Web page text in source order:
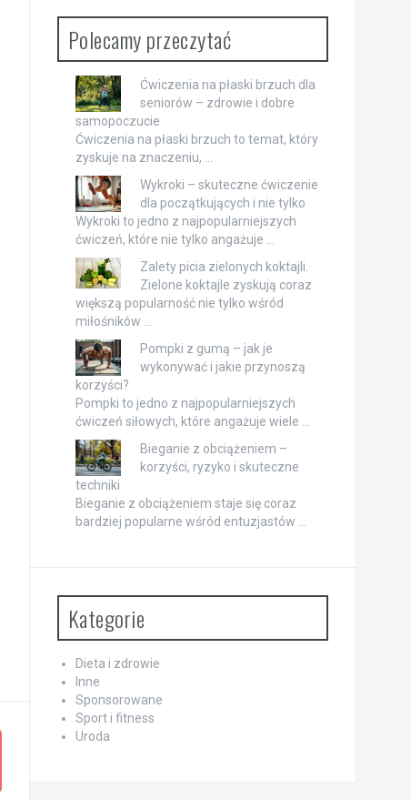
Polecamy przeczytać
Ćwiczenia na płaski brzuch dla
seniorów – zdrowie i dobre
samopoczucie
Ćwiczenia na płaski brzuch to temat, który
zyskuje na znaczeniu, …
Wykroki – skuteczne ćwiczenie
dla początkujących i nie tylko
Wykroki to jedno z najpopularniejszych
ćwiczeń, które nie tylko angażuje …
Zalety picia zielonych koktajli.
Zielone koktajle zyskują coraz
większą popularność nie tylko wśród
miłośników …
Pompki z gumą – jak je
wykonywać i jakie przynoszą
korzyści?
Pompki to jedno z najpopularniejszych
ćwiczeń siłowych, które angażuje wiele …
Bieganie z obciążeniem –
korzyści, ryzyko i skuteczne
techniki
Bieganie z obciążeniem staje się coraz
bardziej popularne wśród entuzjastów …
Kategorie
Dieta i zdrowie
Inne
Sponsorowane
Sport i fitness
Uroda